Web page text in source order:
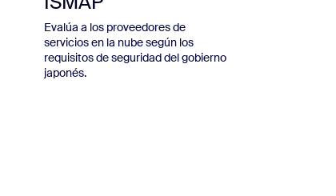
Evalúa a los proveedores de
servicios en la nube según los
requisitos de seguridad del gobierno
japonés.